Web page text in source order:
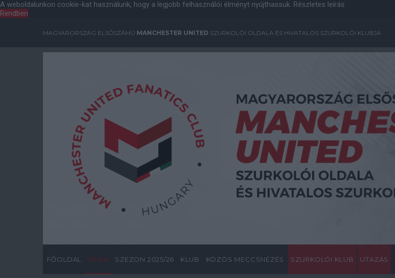
A weboldalunkon cookie-kat használunk, hogy a legjobb felhasználói élményt nyújthassuk. Részletes leírás
Rendben
MAGYARORSZÁG ELSŐSZÁMÚ MANCHESTER UNITED SZURKOLÓI OLDALA ÉS HIVATALOS SZURKOLÓI KLUBJA
FŐOLDAL HÍREK SZEZON 2025/26 KLUB KÖZÖS MECCSNÉZÉS SZURKOLÓI KLUB UTAZÁS